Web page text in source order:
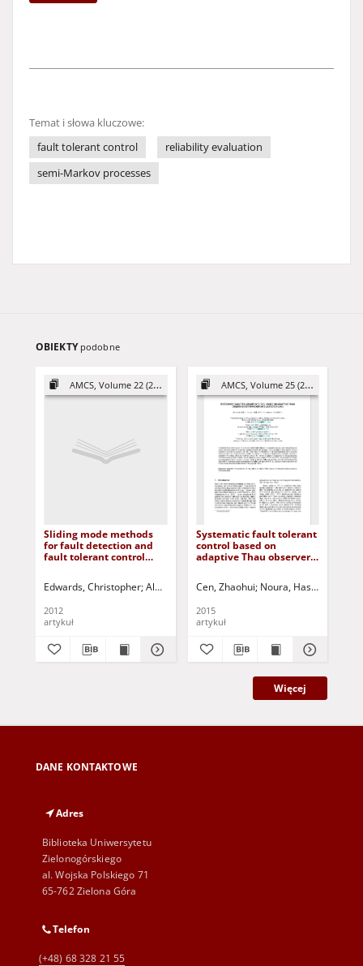
Temat i słowa kluczowe:
fault tolerant control
reliability evaluation
semi-Markov processes
OBIEKTY podobne
AMCS, Volume 22 (2012)
Sliding mode methods
for fault detection and
fault tolerant control
Edwards, Christopher Alwi, Halim Tan, Chee Pin Korbicz, Józef (1951-
2012
artykuł
AMCS, Volume 25 (2015)
Systematic fault tolerant
control based on
adaptive Thau observer
Cen, Zhaohui Noura, Hassan
2015
artykuł
Więcej
DANE KONTAKTOWE
Adres
Biblioteka Uniwersytetu
Zielonogórskiego
al. Wojska Polskiego 71
65-762 Zielona Góra
Telefon
(+48) 68 328 21 55